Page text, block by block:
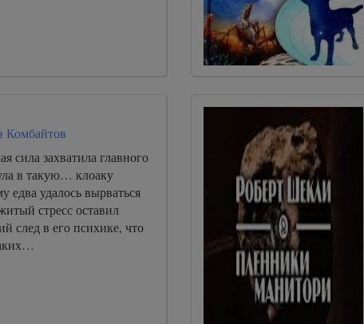
Комбайтов
сила захватила главного
в такую… клоаку
едва удалось вырваться
стресс оставил
след в его психике, что